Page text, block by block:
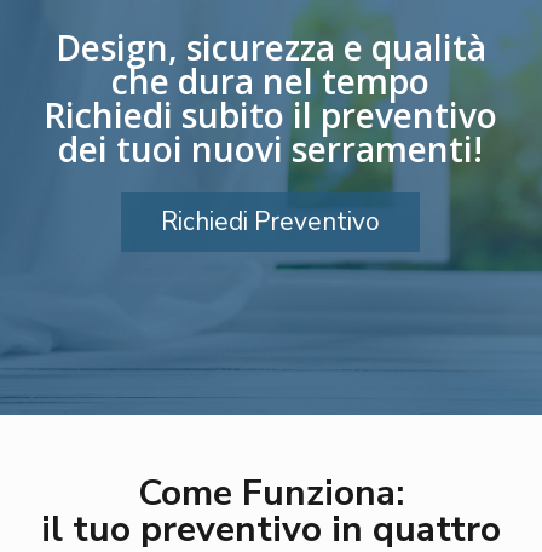
Design, sicurezza e qualità
che dura nel tempo
Richiedi subito il preventivo
dei tuoi nuovi serramenti!
Richiedi Preventivo
Come Funziona:
il tuo preventivo in quattro